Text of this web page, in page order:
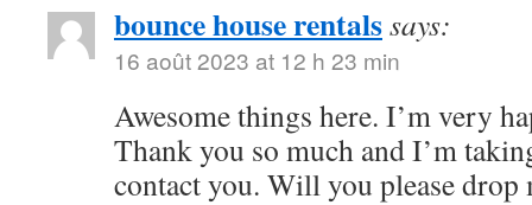
bounce house rentalssays:
16 août 2023 at 12 h 23 min
Awesome things here. I’m very
Thank you so much and I’m
contact you. Will you please drop